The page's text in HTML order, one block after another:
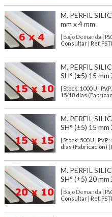
M. PERFIL
mm x 4 mm
| Bajo Demanda |
Consultar | Ref.
M. PERFIL
SH° (±5) 15 mm
| Stock: 1000 U | P.V.P.:
15/18 días
M. PERFIL
SH° (±5) 15 mm
| Stock: 500 U | P.V.P.:
días (Fabricación) |
M. PERFIL
SH° (±5) 20 mm
| Bajo Demanda |
Consultar | Ref.